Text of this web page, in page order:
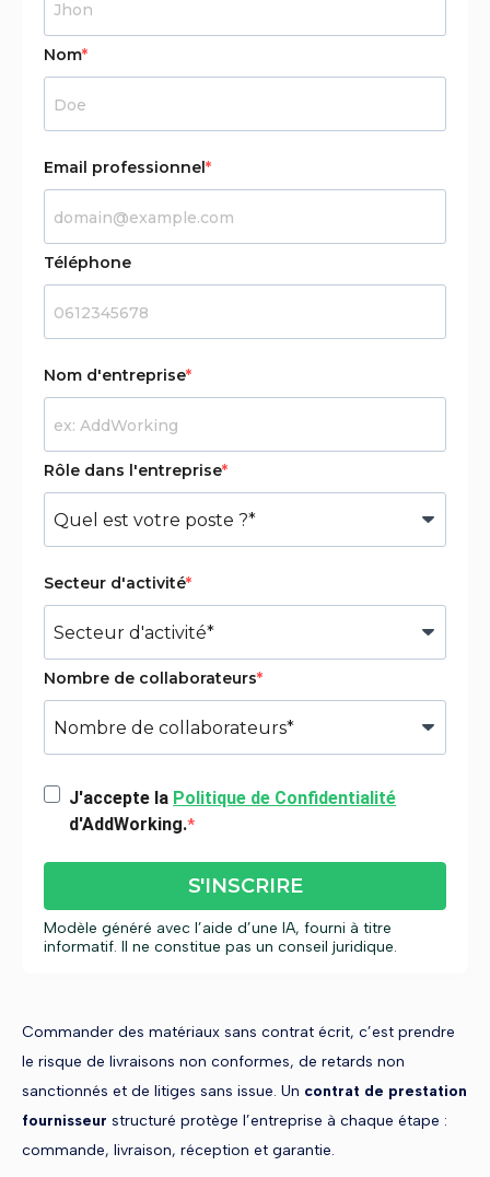
Commander des matériaux sans contrat écrit, c’est prendre
le risque de livraisons non conformes, de retards non
sanctionnés et de litiges sans issue. Un contrat de prestation
fournisseur structuré protège l’entreprise à chaque étape :
commande, livraison, réception et garantie.
Nom
Email professionnel
Téléphone
Nom d'entreprise
Rôle dans l'entreprise
Secteur d'activité
Nombre de collaborateurs
J'accepte la Politique de Confidentialité
d'AddWorking.
S'INSCRIRE
Modèle généré avec l’aide d’une IA, fourni à titre
informatif. Il ne constitue pas un conseil juridique.